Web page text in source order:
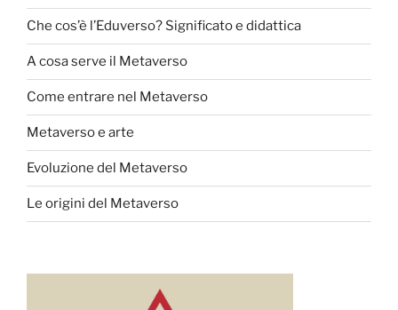
Che cos’è l’Eduverso? Significato e didattica
A cosa serve il Metaverso
Come entrare nel Metaverso
Metaverso e arte
Evoluzione del Metaverso
Le origini del Metaverso